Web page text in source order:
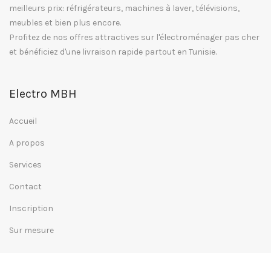
meilleurs prix: réfrigérateurs, machines à laver, télévisions,
meubles et bien plus encore.
Profitez de nos offres attractives sur l'électroménager pas cher
et bénéficiez d'une livraison rapide partout en Tunisie.
Electro MBH
Accueil
A propos
Services
Contact
Inscription
Sur mesure